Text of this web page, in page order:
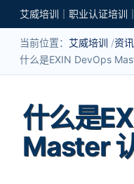
当前位置： 艾威培训 资讯
什么是EXIN DevOps
什么是
Master